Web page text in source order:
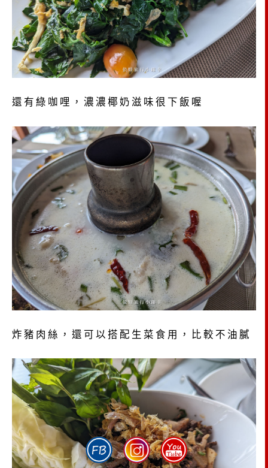
還有綠咖哩，濃濃椰奶滋味很下飯喔
炸豬肉絲，還可以搭配生菜食用，比較不油膩